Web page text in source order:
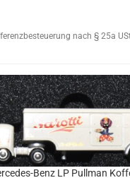
nach § 25a
​​Benz LP Pull­man